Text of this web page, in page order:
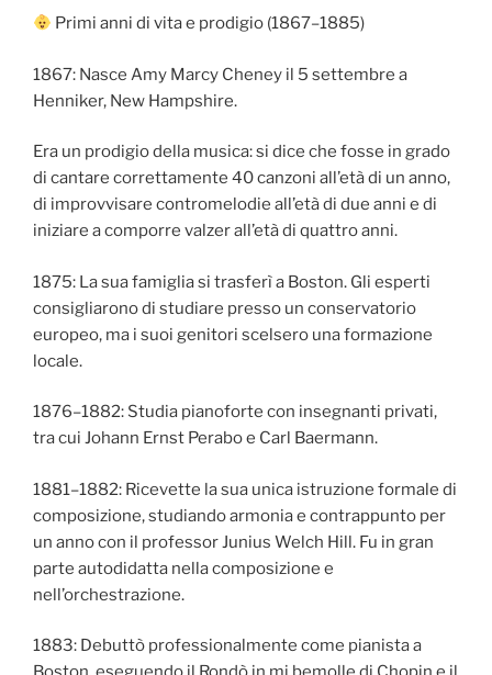
Primi anni di vita e prodigio (1867–1885)
1867: Nasce Amy Marcy Cheney il 5 settembre a
Henniker, New Hampshire.
Era un prodigio della musica: si dice che fosse in grado
di cantare correttamente 40 canzoni all’età di un anno,
di improvvisare contromelodie all’età di due anni e di
iniziare a comporre valzer all’età di quattro anni.
1875: La sua famiglia si trasferì a Boston. Gli esperti
consigliarono di studiare presso un conservatorio
europeo, ma i suoi genitori scelsero una formazione
locale.
1876–1882: Studia pianoforte con insegnanti privati,
tra cui Johann Ernst Perabo e Carl Baermann.
1881–1882: Ricevette la sua unica istruzione formale di
composizione, studiando armonia e contrappunto per
un anno con il professor Junius Welch Hill. Fu in gran
parte autodidatta nella composizione e
nell’orchestrazione.
1883: Debuttò professionalmente come pianista a